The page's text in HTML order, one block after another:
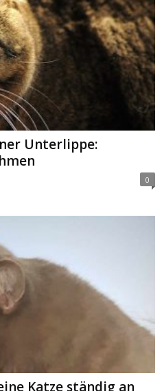
Unterlippe:
0
Katze ständig an